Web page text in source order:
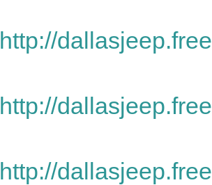
http://
http://
http://